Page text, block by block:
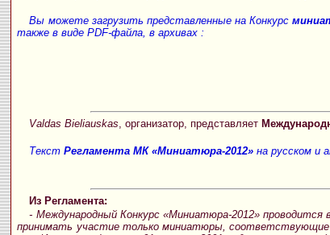
Вы можете загрузить представленные на Конкурс
также в виде PDF-файла, в архивах :
Valdas Bieliauskas, организатор, представляет
ТекстРегламента МК «Миниатюра-2012» на русском и
Из Регламента:
- Международный Конкурс «Миниатюра-2012»
принимать участие только миниатюры, соответствующие